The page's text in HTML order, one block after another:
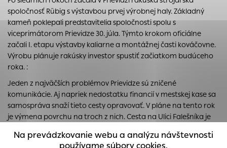
spoločnosť Rübig s výstavbou prvej výrobnej haly. Základný
kameň poklepali predstavitelia spoločnosti spolu s
viceprimátorom Prievidze 30. júla. Týmto krokom oficiálne
začali I. etapu výstavby kaliarne a montážnej časti kováčovne.
Výrobu plánuje rakúsky investor spustiť začiatkom budúceho
roka. :
Jeden z najväčších problémov Prievidze sú zničené
komunikácie. Aj napriek nedostatku financií v mestskej kase sa
samospráva snaží tieto cesty opravovať. V pláne na tento rok
je výmena povrchu na troch z nich. Cesta na Ulici Falešníka je
Clementisovej ulici sa nového asfaltu dočkajú čoskoro.:
Na prevádzkovanie webu a analýzu návštevnosti
používame súbory cookies.
prístup k zabezpečeným oblastiam webovej stránky. Bez
týchto súborov cookie nemôže web správne fungovať.
Analytické cookies
Analytické cookies pomáhajú prevádzkovateľovi stránok
pochopiť, ako návštevníci stránok stránku používajú, aby
skúsenosť. Všetky dáta sa zbierajú anonymne a nie je
možné ich spojiť s konkrétnou osobou.
Povoliť všetko
Uložiť nastavenia